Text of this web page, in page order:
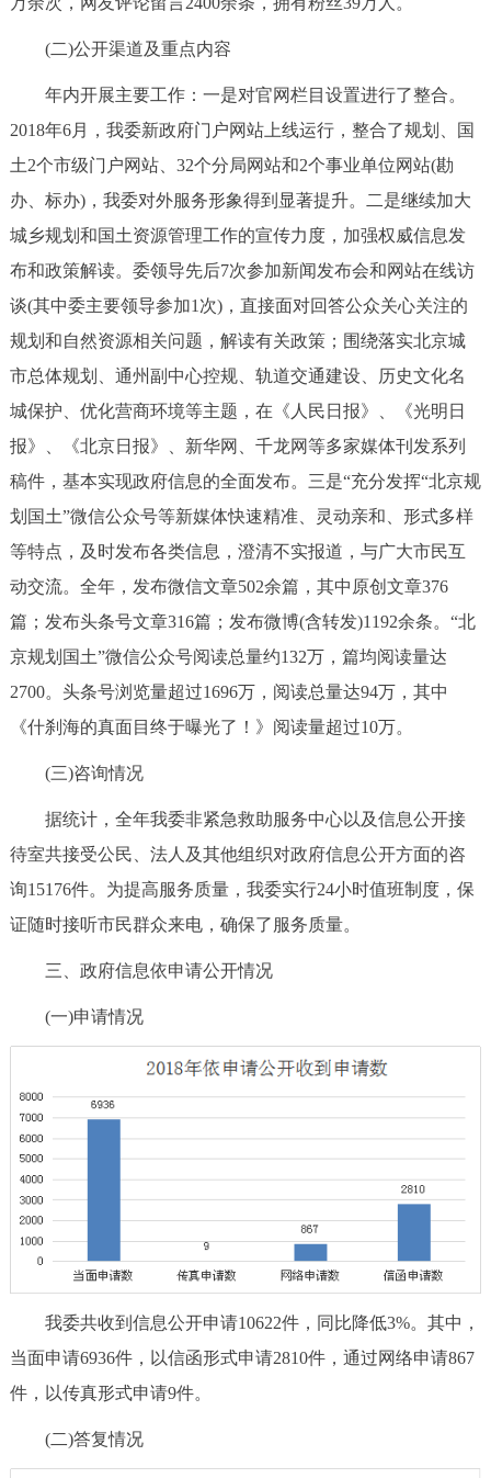
(二)公开渠道及重点内容
年内开展主要工作：一是对官网栏目设置进行了整合。
2018年6月，我委新政府门户网站上线运行，整合了规划、国
土2个市级门户网站、32个分局网站和2个事业单位网站(勘
办、标办)，我委对外服务形象得到显著提升。二是继续加大
城乡规划和国土资源管理工作的宣传力度，加强权威信息发
布和政策解读。委领导先后7次参加新闻发布会和网站在线访
谈(其中委主要领导参加1次)，直接面对回答公众关心关注的
规划和自然资源相关问题，解读有关政策；围绕落实北京城
市总体规划、通州副中心控规、轨道交通建设、历史文化名
城保护、优化营商环境等主题，在《人民日报》、《光明日
报》、《北京日报》、新华网、千龙网等多家媒体刊发系列
稿件，基本实现政府信息的全面发布。三是“充分发挥“北京规
划国土”微信公众号等新媒体快速精准、灵动亲和、形式多样
等特点，及时发布各类信息，澄清不实报道，与广大市民互
动交流。全年，发布微信文章502余篇，其中原创文章376
篇；发布头条号文章316篇；发布微博(含转发)1192余条。“北
京规划国土”微信公众号阅读总量约132万，篇均阅读量达
2700。头条号浏览量超过1696万，阅读总量达94万，其中
《什刹海的真面目终于曝光了！》阅读量超过10万。
(三)咨询情况
据统计，全年我委非紧急救助服务中心以及信息公开接
待室共接受公民、法人及其他组织对政府信息公开方面的咨
询15176件。为提高服务质量，我委实行24小时值班制度，保
证随时接听市民群众来电，确保了服务质量。
三、政府信息依申请公开情况
(一)申请情况
我委共收到信息公开申请10622件，同比降低3%。其中，
当面申请6936件，以信函形式申请2810件，通过网络申请867
件，以传真形式申请9件。
(二)答复情况